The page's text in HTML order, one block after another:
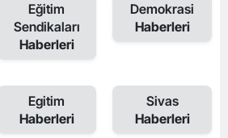
Eğitim
Sendikaları
Haberleri
Demokrasi
Haberleri
Egitim
Haberleri
Sivas
Haberleri